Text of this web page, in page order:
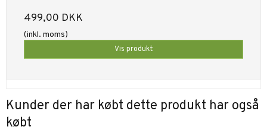
499,00 DKK
(inkl. moms)
Vis produkt
Kunder der har købt dette produkt har også
købt